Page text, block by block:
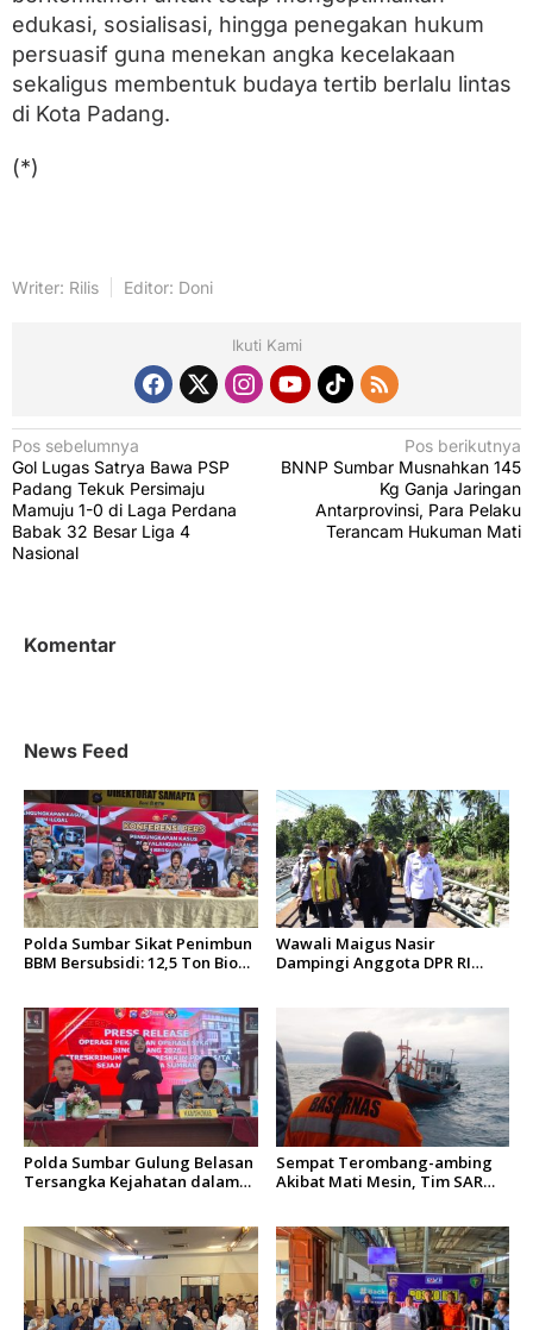
edukasi, sosialisasi, hingga penegakan hukum
persuasif guna menekan angka kecelakaan
sekaligus membentuk budaya tertib berlalu lintas
di Kota Padang.
(*)
Writer: Rilis Editor: Doni
Ikuti Kami
N
a
v
i
s
o
s
Pos sebelumnya
Gol Lugas Satrya Bawa PSP
Padang Tekuk Persimaju
Mamuju 1-0 di Laga Perdana
Babak 32 Besar Liga 4
Nasional
Pos berikutnya
BNNP Sumbar Musnahkan 145
Kg Ganja Jaringan
Antarprovinsi, Para Pelaku
Terancam Hukuman Mati
Komentar
News Feed
Polda Sumbar Sikat Penimbun
BBM Bersubsidi: 12,5 Ton Bio
Wawali Maigus Nasir
Dampingi Anggota DPR RI
Pascabanjir di Pauh
Polda Sumbar Gulung Belasan
Tersangka Kejahatan dalam
Sempat Terombang-ambing
Akibat Mati Mesin, Tim SAR